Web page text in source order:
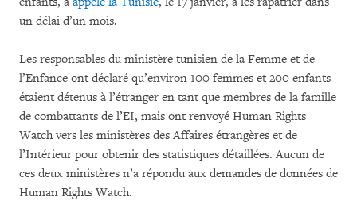
un délai d’un mois.
Les responsables du ministère tunisien de la Femme et de
l’Enfance ont déclaré qu’environ 100 femmes et 200 enfants
étaient détenus à l’étranger en tant que membres de la famille
de combattants de l’EI, mais ont renvoyé Human Rights
Watch vers les ministères des Affaires étrangères et de
l’Intérieur pour obtenir des statistiques détaillées. Aucun de
ces deux ministères n’a répondu aux demandes de données de
Human Rights Watch.